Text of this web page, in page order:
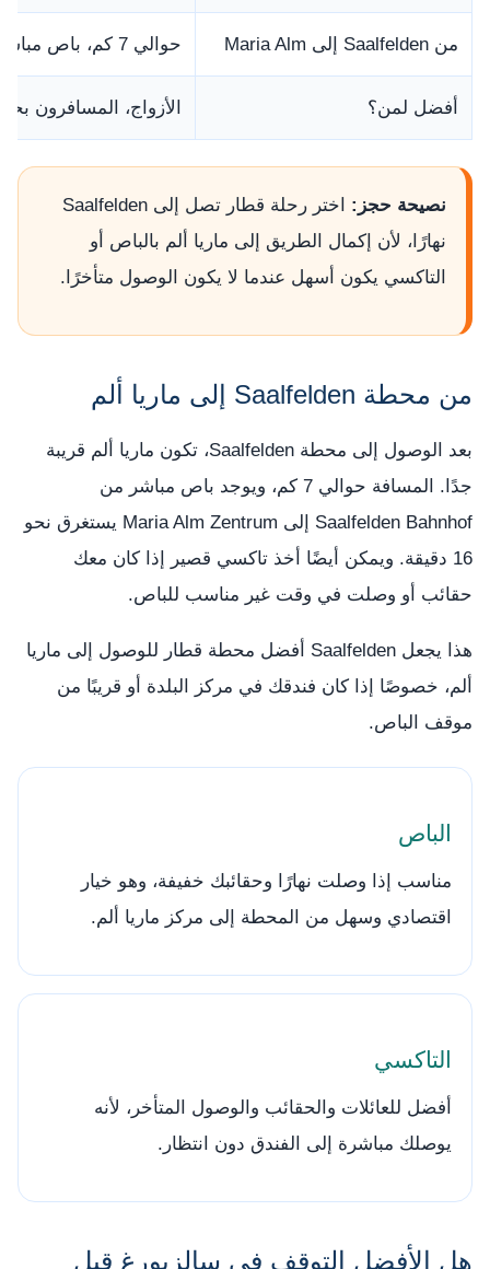
من Saalfelden إلى Maria Alm حوالي 7 كم، باص مباشر نحو 16 دقيقة أو تاكسي نحو 7 دقائق تقريبًا
أفضل لمن؟ الأزواج، المسافرون
نصيحة حجز:
اختر رحلة قطار تصل إلى Saalfelden
نهارًا، لأن إكمال الطريق إلى ماريا ألم بالباص أو
التاكسي يكون أسهل عندما لا يكون الوصول متأخرًا.
من محطة Saalfelden إلى ماريا ألم
بعد الوصول إلى محطة Saalfelden، تكون ماريا ألم قريبة
جدًا. المسافة حوالي 7 كم، ويوجد باص مباشر من
Saalfelden Bahnhof إلى Maria Alm Zentrum يستغرق نحو
16 دقيقة. ويمكن أيضًا أخذ تاكسي قصير إذا كان معك
حقائب أو وصلت في وقت غير مناسب للباص.
هذا يجعل Saalfelden أفضل محطة قطار للوصول إلى ماريا
ألم، خصوصًا إذا كان فندقك في مركز البلدة أو قريبًا من
موقف الباص.
الباص
مناسب إذا وصلت نهارًا وحقائبك خفيفة، وهو خيار
اقتصادي وسهل من المحطة إلى مركز ماريا ألم.
التاكسي
أفضل للعائلات والحقائب والوصول المتأخر، لأنه
يوصلك مباشرة إلى الفندق دون انتظار.
هل الأفضل التوقف في سالزبورغ قبل